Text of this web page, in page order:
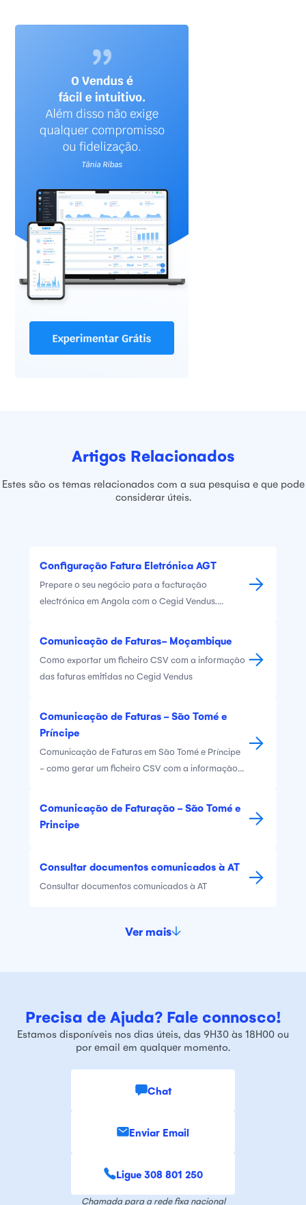
Artigos Relacionados
Estes são os temas relacionados com a sua pesquisa e que pode
considerar úteis.
Configuração Fatura Eletrónica AGT
Prepare o seu negócio para a facturação
electrónica em Angola com o Cegid Vendus.
Comunicação de Faturas- Moçambique
Como exportar um ficheiro CSV com a informação
das faturas emitidas no Cegid Vendus
Comunicação de Faturas - São Tomé e
Príncipe
Comunicação de Faturas em São Tomé e Príncipe
- como gerar um ficheiro CSV com a informação
Comunicação de Faturação - São Tomé e
Principe
Consultar documentos comunicados à AT
Consultar documentos comunicados à AT
Ver mais
Precisa de Ajuda? Fale connosco!
Estamos disponíveis nos dias úteis, das 9H30 às 18H00 ou
por email em qualquer momento.
Chat
Enviar Email
Ligue 308 801 250
Chamada para a rede fixa nacional